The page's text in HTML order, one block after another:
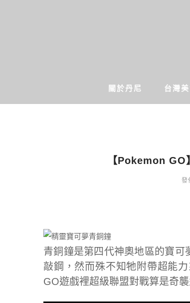
關於丹尼 台灣
【Pokemon GO
發
青銅鐘是第四代神奧地區的寶
敲鋼，然而殊不知牠附帶超能
GO遊戲裡超級聯盟對戰算是奇